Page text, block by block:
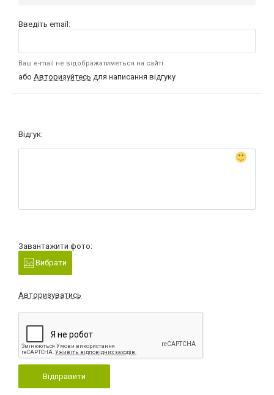
Введіть email:
Ваш e-mail не відображатиметься на сайті
або Авторизуйтесь для написання відгуку
Відгук:
Завантажити фото:
Вибрати
Авторизуватись
Відправити